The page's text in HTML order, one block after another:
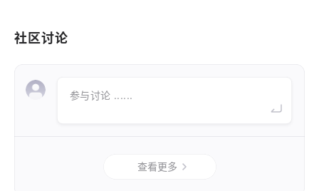
社区讨论
参与讨论 ......
查看更多